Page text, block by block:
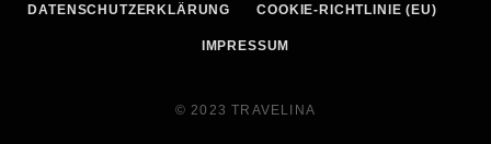
DATENSCHUTZERKLÄRUNG COOKIE-RICHTLINIE (EU)
IMPRESSUM
© 2023 TRAVELINA